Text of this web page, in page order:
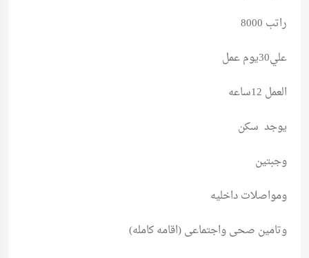
راتب 8000
علي30يوم عمل
العمل 12ساعه
يوجد سكن
وجبتين
ومواصلات داخليه
وتامين صحى واجتماعى (اقامه كامله)